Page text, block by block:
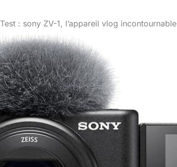
Test : sony ZV-1, l’appareil vlog incontournable